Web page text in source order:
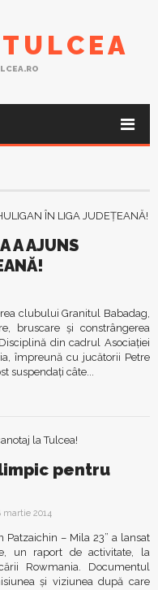
A AJUNS
clubului Granitul Babadag,
bruscare şi constrângerea
din cadrul Asociaţiei
împreună cu jucătorii Petre
suspendaţi câte...
pentru
martie 2014
Patzaichin – Mila 23” a lansat
un raport de activitate, la
Rowmania. Documentul
și viziunea după care